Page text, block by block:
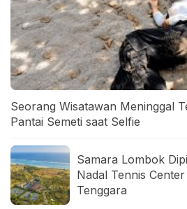
Seorang Wisatawan Meninggal
Pantai Semeti saat Selfie
Samara Lombok
Nadal Tennis
Tenggara